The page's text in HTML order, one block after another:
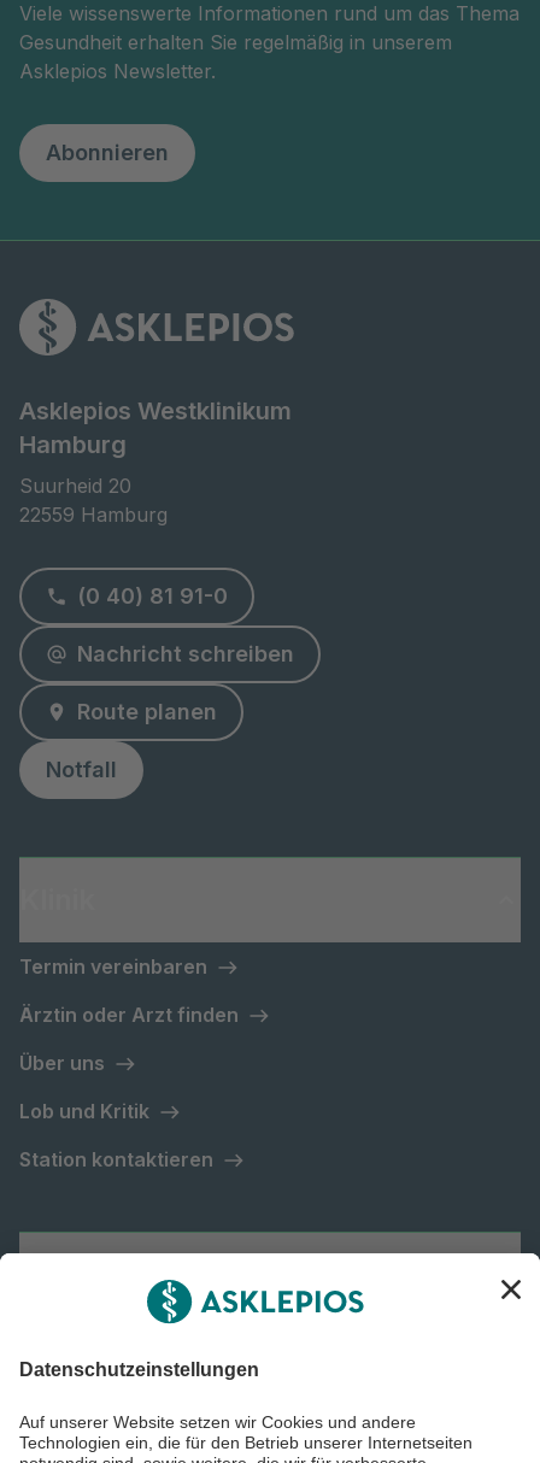
Viele wissenswerte Informationen rund um das Thema
Gesundheit erhalten Sie regelmäßig in unserem
Asklepios Newsletter.
Abonnieren
Asklepios Westklinikum
Hamburg
Suurheid 20
22559 Hamburg
(0 40) 81 91-0
Nachricht schreiben
Route planen
Notfall
Termin vereinbaren
Ärztin oder Arzt finden
Über uns
Lob und Kritik
Station kontaktieren
Asklepios Gruppe